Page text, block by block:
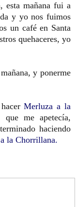
esta mañana fui a
y yo nos fuimos
un café en Santa
quehaceres, yo
y ponerme
hacerMerluza a la
que me apetecía,
haciendo
la Chorrillana.